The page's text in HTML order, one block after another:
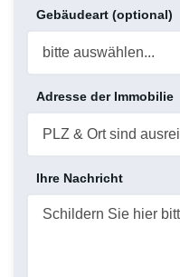
Gebäudeart (optional)
Adresse der Immobilie
Ihre Nachricht